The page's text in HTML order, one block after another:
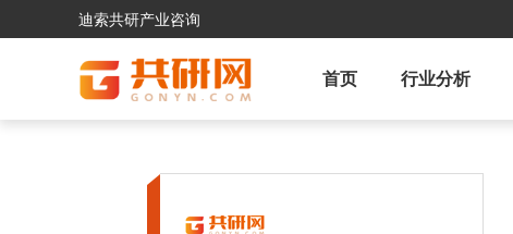
迪索共研产业咨询
首页 行业分析